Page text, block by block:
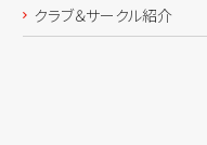
クラブ＆サークル紹介